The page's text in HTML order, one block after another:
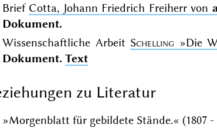
Brief Cotta, Johann Friedrich Freiherr von
Dokument.
Wissenschaftliche Arbeit Schelling »Die
Dokument. Text
zu Literatur
»Morgenblatt für gebildete Stände.« (1807 -